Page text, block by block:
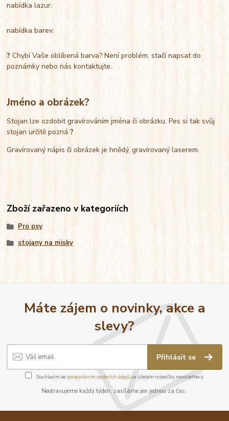
nabídka lazur:
nabídka barev:
?Chybí Vaše oblíbená barva? Není problém, stačí napsat do
poznámky nebo nás kontaktujte.
Jméno a obrázek?
Stojan lze ozdobit gravírováním jména či obrázku. Pes si tak svůj
stojan určitě pozná?
Gravírovaný nápis či obrázek je hnědý, gravírovaný laserem.
Zboží zařazeno v kategoriích
Pro psy
stojany na misky
Máte zájem o novinky, akce a
slevy?
Přihlásit se
Souhlasím se zpracováním osobních údajůza účelem rozesílky newsletteru.
Neotravujeme každý týden, zasíláme jen jednou za čas.